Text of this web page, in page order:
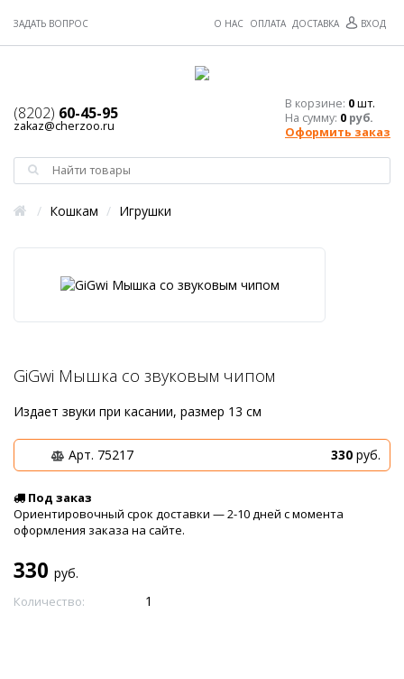
ЗАДАТЬ ВОПРОС О НАС ОПЛАТА ДОСТАВКА ВХОД
(8202) 60-45-95
zakaz@cherzoo.ru
В корзине: 0шт.
На сумму: 0 руб.
Оформить заказ
/ Кошкам / Игрушки
GiGwi Мышка со звуковым чипом
Издает звуки при касании, размер 13 см
Арт. 75217 330 руб.
Под заказ
Ориентировочный срок доставки — 2-10 дней с момента
оформления заказа на сайте.
330 руб.
Количество: